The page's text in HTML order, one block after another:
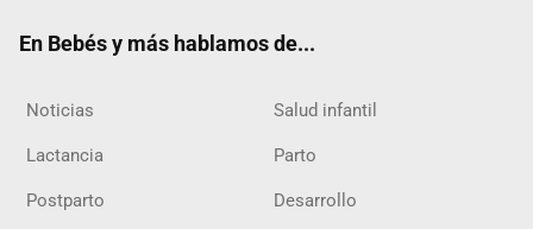
En Bebés y más hablamos de...
Noticias Salud infantil
Lactancia Parto
Postparto Desarrollo